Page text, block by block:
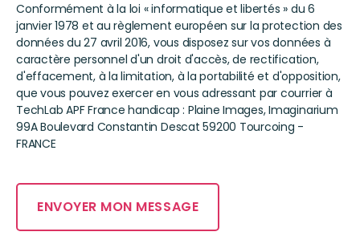
Conformément à la loi « informatique et libertés » du 6
janvier 1978 et au règlement européen sur la protection des
données du 27 avril 2016, vous disposez sur vos données à
caractère personnel d'un droit d'accès, de rectification,
d'effacement, à la limitation, à la portabilité et d'opposition,
que vous pouvez exercer en vous adressant par courrier à
TechLab APF France handicap : Plaine Images, Imaginarium
99A Boulevard Constantin Descat 59200 Tourcoing -
FRANCE